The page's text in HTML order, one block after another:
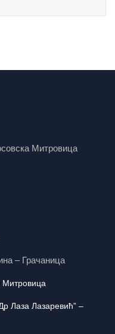
Митровица
– Грачаница
Митровица
Лаза Лазаревић” –